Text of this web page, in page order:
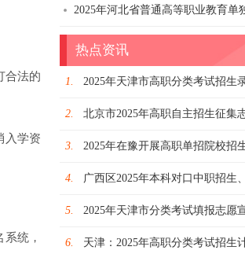
合法的
入学资
统，
2025年河北省普通高等职业教育单
热点资讯
1. 2025年天津市高职分类考试招生
2. 北京市2025年高职自主招生征集
3. 2025年在豫开展高职单招院校招
4. 广西区2025年本科对口中职招生
5. 2025年天津市分类考试填报志愿
6. 天津：2025年高职分类考试招生